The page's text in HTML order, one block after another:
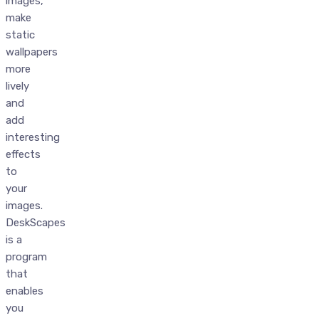
make
static
wallpapers
more
lively
and
add
interesting
effects
to
your
images.
DeskScapes
is a
program
that
enables
you